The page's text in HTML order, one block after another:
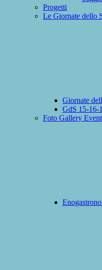
Progetti
Le Giornate dello
Giornate
GdS 15-16-
Foto Gallery